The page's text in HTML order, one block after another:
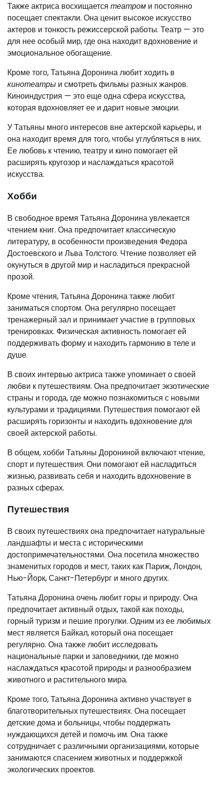
Также актриса восхищается театром и постоянно
посещает спектакли. Она ценит высокое искусство
актеров и тонкость режиссерской работы. Театр — это
для нее особый мир, где она находит вдохновение и
эмоциональное обогащение.
Кроме того, Татьяна Доронина любит ходить в
кинотеатры и смотреть фильмы разных жанров.
Киноиндустрия — это еще одна сфера искусства,
которая вдохновляет ее и дарит новые эмоции.
У Татьяны много интересов вне актерской карьеры, и
она находит время для того, чтобы углубляться в них.
Ее любовь к чтению, театру и кино помогает ей
расширять кругозор и наслаждаться красотой
искусства.
Хобби
В свободное время Татьяна Доронина увлекается
чтением книг. Она предпочитает классическую
литературу, в особенности произведения Федора
Достоевского и Льва Толстого. Чтение позволяет ей
окунуться в другой мир и насладиться прекрасной
прозой.
Кроме чтения, Татьяна Доронина также любит
заниматься спортом. Она регулярно посещает
тренажерный зал и принимает участие в групповых
тренировках. Физическая активность помогает ей
поддерживать форму и находить гармонию в теле и
душе.
В своих интервью актриса также упоминает о своей
любви к путешествиям. Она предпочитает экзотические
страны и города, где можно познакомиться с новыми
культурами и традициями. Путешествия помогают ей
расширять горизонты и находить вдохновение для
своей актерской работы.
В общем, хобби Татьяны Дорониной включают чтение,
спорт и путешествия. Они помогают ей насладиться
жизнью, развивать себя и находить вдохновение в
разных сферах.
Путешествия
В своих путешествиях она предпочитает натуральные
ландшафты и места с историческими
достопримечательностями. Она посетила множество
знаменитых городов и мест, таких как Париж, Лондон,
Нью-Йорк, Санкт-Петербург и много других.
Татьяна Доронина очень любит горы и природу. Она
предпочитает активный отдых, такой как походы,
горный туризм и пешие прогулки. Одним из ее любимых
мест является Байкал, который она посещает
регулярно. Она также любит исследовать
национальные парки и заповедники, где можно
наслаждаться красотой природы и разнообразием
животного и растительного мира.
Кроме того, Татьяна Доронина активно участвует в
благотворительных путешествиях. Она посещает
детские дома и больницы, чтобы поддержать
нуждающихся детей и помочь им. Она также
сотрудничает с различными организациями, которые
занимаются спасением животных и поддержкой
экологических проектов.